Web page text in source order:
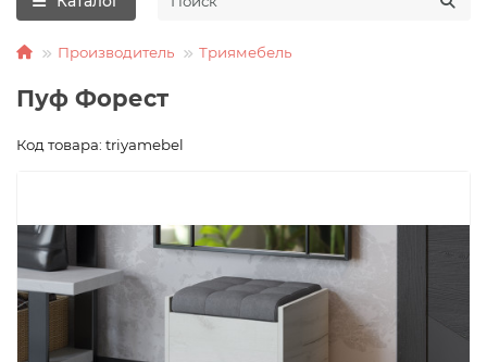
Производитель Триямебель
Пуф Форест
Код товара: triyamebel